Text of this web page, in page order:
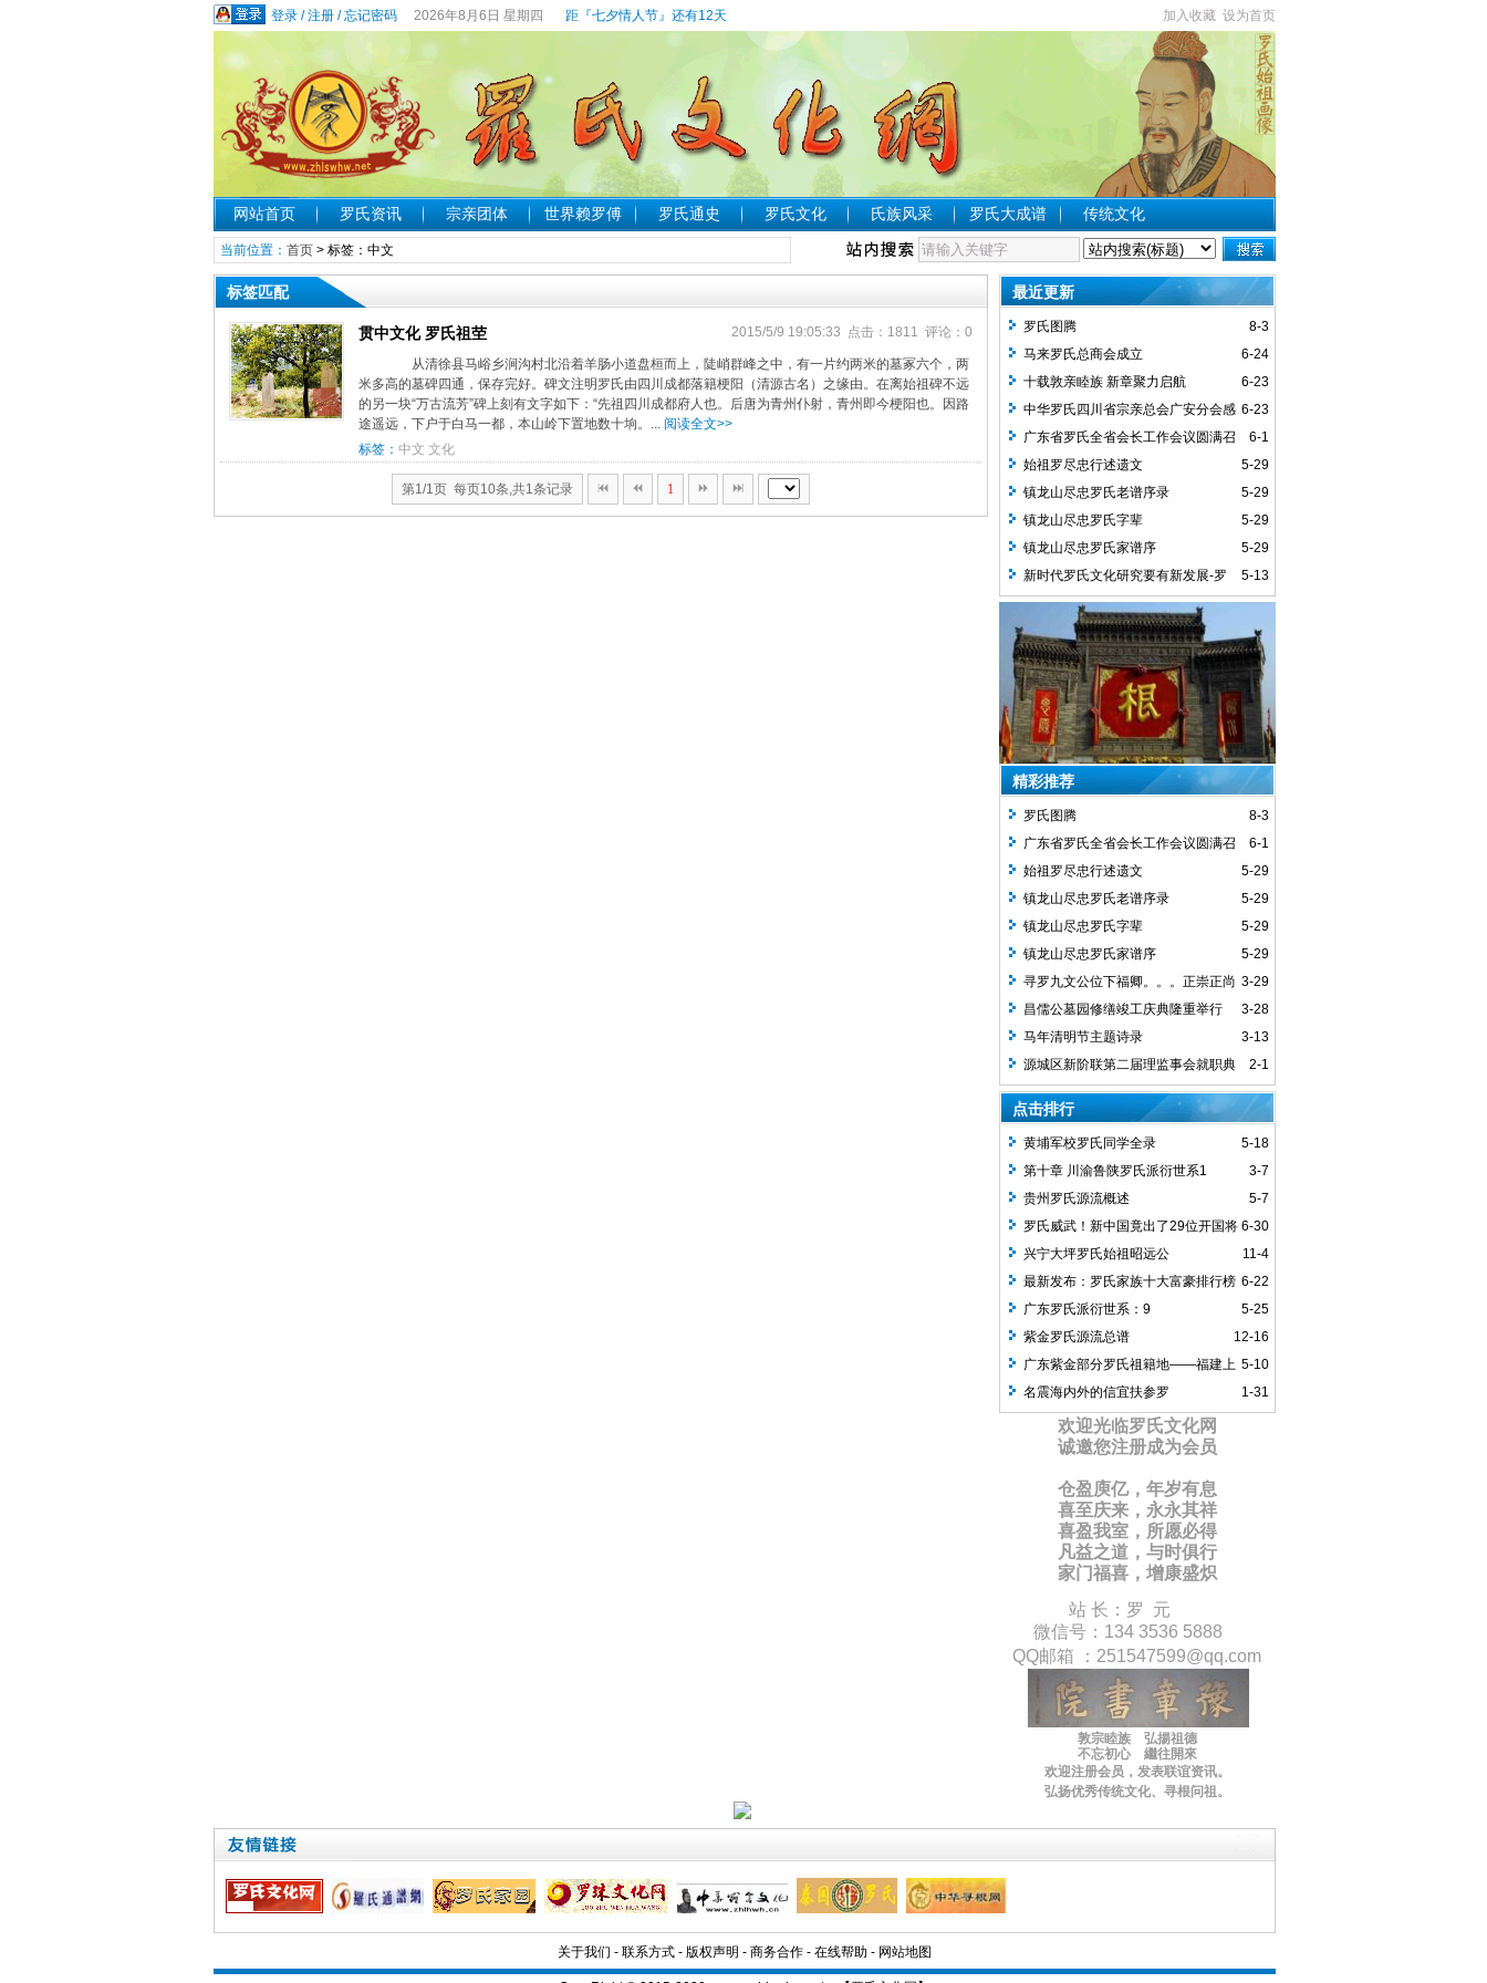
登录/注册/忘记密码 2026年8月6日 星期四 距『七夕情人节』还有12天 加入收藏 设为首页
网站首页 罗氏资讯 宗亲团体 世界赖罗傅 罗氏通史 罗氏文化 氏族风采 罗氏大成谱 传统文化
当前位置： 首页> 标签：中文
标签匹配
2015/5/9 19:05:33 点击：1811 评论：0
贯中文化 罗氏祖茔
从清徐县马峪乡涧沟村北沿着羊肠小道盘桓而上，陡峭群峰之中，有一片约两米的墓冢六个，两
米多高的墓碑四通，保存完好。碑文注明罗氏由四川成都落籍梗阳（清源古名）之缘由。在离始祖碑不远
的另一块“万古流芳”碑上刻有文字如下：“先祖四川成都府人也。后唐为青州仆射，青州即今梗阳也。因路
途遥远，下户于白马一都，本山岭下置地数十垧。... 阅读全文>>
标签： 中文 文化
第1/1页 每页10条,共1条记录 1
最近更新
8-3
罗氏图腾
6-24
马来罗氏总商会成立
6-23
十载敦亲睦族 新章聚力启航
6-23
中华罗氏四川省宗亲总会广安分会感
谢词
6-1
广东省罗氏全省会长工作会议圆满召
开
5-29
始祖罗尽忠行述遗文
5-29
镇龙山尽忠罗氏老谱序录
5-29
镇龙山尽忠罗氏字辈
5-29
镇龙山尽忠罗氏家谱序
5-13
新时代罗氏文化研究要有新发展-罗
义贤
精彩推荐
8-3
罗氏图腾
6-1
广东省罗氏全省会长工作会议圆满召
开
5-29
始祖罗尽忠行述遗文
5-29
镇龙山尽忠罗氏老谱序录
5-29
镇龙山尽忠罗氏字辈
5-29
镇龙山尽忠罗氏家谱序
3-29
寻罗九文公位下福卿。。。正崇正尚
后裔启示
3-28
昌儒公墓园修缮竣工庆典隆重举行
3-13
马年清明节主题诗录
2-1
源城区新阶联第二届理监事会就职典
礼圆满举行
点击排行
5-18
黄埔军校罗氏同学全录
3-7
第十章 川渝鲁陕罗氏派衍世系1
5-7
贵州罗氏源流概述
6-30
罗氏威武！新中国竟出了29位开国将
军，罗家人顶起！
11-4
兴宁大坪罗氏始祖昭远公
6-22
最新发布：罗氏家族十大富豪排行榜
5-25
广东罗氏派衍世系：9
12-16
紫金罗氏源流总谱
5-10
广东紫金部分罗氏祖籍地——福建上
杭大洋坝
1-31
名震海内外的信宜扶参罗
欢迎光临罗氏文化网
诚邀您注册成为会员
仓盈庾亿，年岁有息
喜至庆来，永永其祥
喜盈我室，所愿必得
凡益之道，与时俱行
家门福喜，增康盛炽
站 长：罗 元
微信号：134 3536 5888
QQ邮箱 ： 251547599@qq.com
敦宗睦族 弘揚祖德
不忘初心 繼往開來
欢迎注册会员， 发表联谊资讯。
弘扬优秀传统文化、寻根问祖。
关于我们 - 联系方式- 版权声明 - 商务合作- 在线帮助 - 网站地图